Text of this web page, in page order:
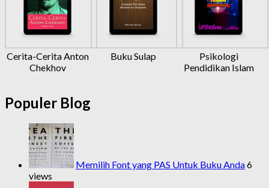
Cerita-Cerita Anton
Chekhov
Buku Sulap
Psikologi
Pendidikan Islam
Populer Blog
Memilih Font yang PAS Untuk Buku Anda6
views